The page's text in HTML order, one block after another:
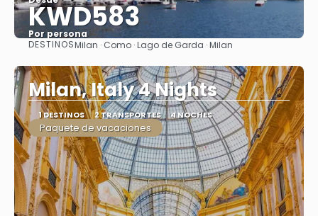
KWD583
Por persona
Ver
DESTINOSMilan · Como · Lago de Garda · Milan
Milan, Italy 4 Nights
1 DESTINOS 2 TRANSPORTES 4 NOCHES
Paquete de vacaciones